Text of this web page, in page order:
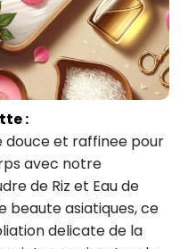
:
douce et raffinee pour
avec notre
de Riz et Eau de
beaute asiatiques, ce
delicate de la